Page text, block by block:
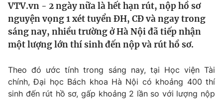
Thế giới
Tin tức
Câu chuyện quốc tế
Kinh tế
Tài chính
Thị trường
Dữ liệu và đời sống
VTV.vn - 2 ngày nữa là hết hạn rút, nộp hồ sơ
nguyện vọng 1 xét tuyển ĐH, CĐ và ngay trong
sáng nay, nhiều trường ở Hà Nội đã tiếp nhận
một lượng lớn thí sinh đến nộp và rút hồ sơ.
Theo đó ước tính trong sáng nay, tại Học viện Tài
chính, Đại học Bách khoa Hà Nội có khoảng 400 thí
sinh đến rút hồ sơ, gấp khoảng 2 lần so với lượng nộp